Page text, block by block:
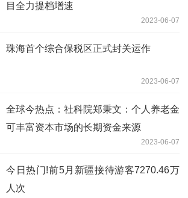
目全力提档增速
2023-06-07
珠海首个综合保税区正式封关运作
2023-06-07
全球今热点：社科院郑秉文：个人养老金
可丰富资本市场的长期资金来源
2023-06-07
今日热门!前5月新疆接待游客7270.46万
人次